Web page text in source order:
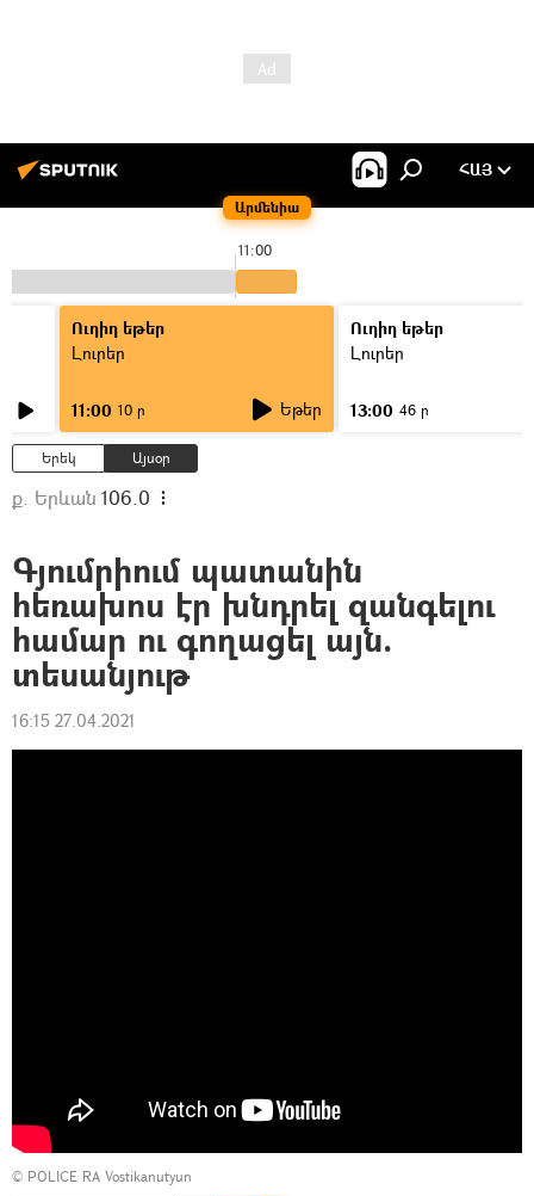
Արմենիա
ՀԱՅ
11:00
Ուղիղ եթեր
Լուրեր
11:00 10 ր Եթեր
Ուղիղ եթեր
Լուրեր
13:00 46 ր
Երեկ Այսօր
ք. Երևան 106.0
Գյումրիում պատանին
հեռախոս էր խնդրել զանգելու
համար ու գողացել այն.
տեսանյութ
16:15 27.04.2021
© POLICE RA Vostikanutyun